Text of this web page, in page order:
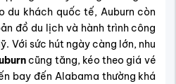
du khách quốc tế, Auburn còn
đồ du lịch và hành trình công
Với sức hút ngày càng lớn, nhu
cũng tăng, kéo theo giá vé
bay đến Alabama thường khá